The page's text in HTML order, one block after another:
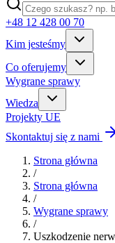
+48 12 428 00 70
Kim jesteśmy
Co oferujemy
Wygrane sprawy
Wiedza
Projekty UE
Skontaktuj się z nami
Strona główna
/
Strona główna
/
Wygrane sprawy
/
Uszkodzenie